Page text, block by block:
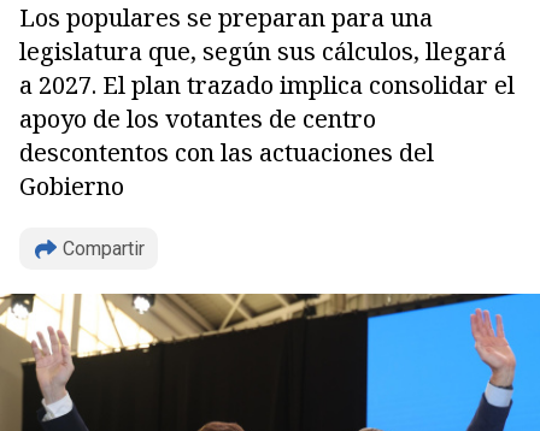
Los populares se preparan para una
legislatura que, según sus cálculos, llegará
a 2027. El plan trazado implica consolidar el
apoyo de los votantes de centro
descontentos con las actuaciones del
Gobierno
Compartir
Copiar